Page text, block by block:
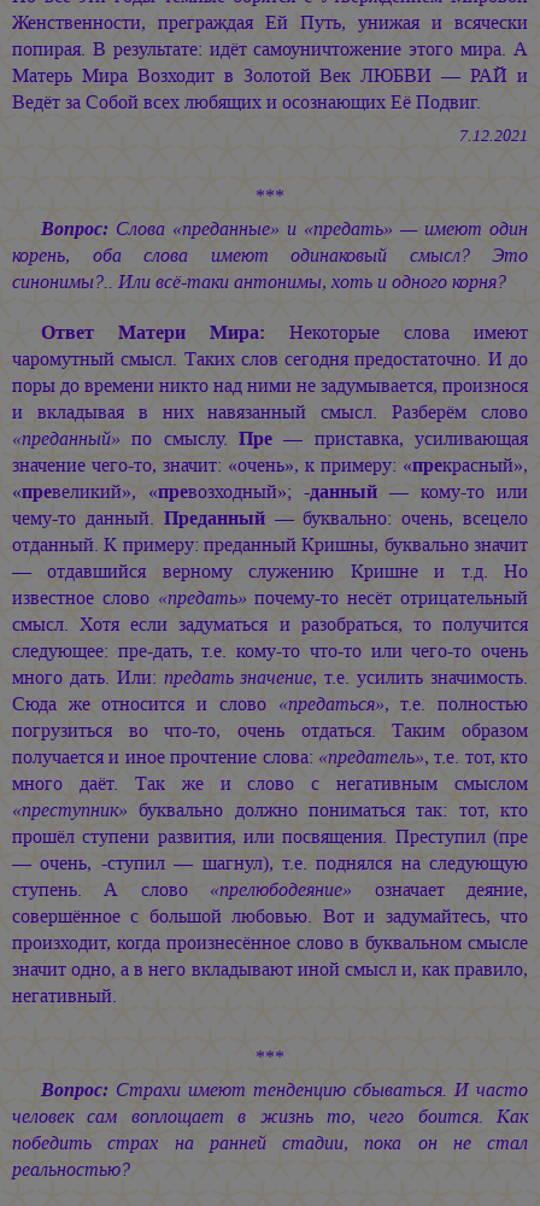
Женственности, преграждая Ей Путь, унижая и всячески
попирая. В результате: идёт самоуничтожение этого мира. А
Матерь Мира Возходит в Золотой Век ЛЮБВИ — РАЙ и
Ведёт за Собой всех любящих и осознающих Её Подвиг.
7.12.2021
***
Вопрос: Слова «преданные» и «предать» — имеют один
корень, оба слова имеют одинаковый смысл? Это
синонимы?.. Или всё-таки антонимы, хоть и одного корня?
Ответ Матери Мира: Некоторые слова имеют
чаромутный смысл. Таких слов сегодня предостаточно. И до
поры до времени никто над ними не задумывается, произнося
и вкладывая в них навязанный смысл. Разберём слово
«преданный» по смыслу. Пре — приставка, усиливающая
значение чего-то, значит: «очень», к примеру: «прекрасный»,
«превеликий», «превозходный»; -данный — кому-то или
чему-то данный. Преданный— буквально: очень, всецело
отданный. К примеру: преданный Кришны, буквально значит
— отдавшийся верному служению Кришне и т.д. Но
известное слово «предать» почему-то несёт отрицательный
смысл. Хотя если задуматься и разобраться, то получится
следующее: пре-дать, т.е. кому-то что-то или чего-то очень
много дать. Или: предать значение, т.е. усилить значимость.
Сюда же относится и слово «предаться», т.е. полностью
погрузиться во что-то, очень отдаться. Таким образом
получается и иное прочтение слова: «предатель», т.е. тот, кто
много даёт. Так же и слово с негативным смыслом
«преступник» буквально должно пониматься так: тот, кто
прошёл ступени развития, или посвящения. Преступил (пре
— очень, -ступил — шагнул), т.е. поднялся на следующую
ступень. А слово «прелюбодеяние» означает деяние,
совершённое с большой любовью. Вот и задумайтесь, что
произходит, когда произнесённое слово в буквальном смысле
значит одно, а в него вкладывают иной смысл и, как правило,
негативный.
***
Вопрос: Страхи имеют тенденцию сбываться. И часто
человек сам воплощает в жизнь то, чего боится. Как
победить страх на ранней стадии, пока он не стал
реальностью?